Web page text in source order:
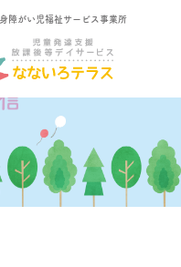
障がい児福祉サービス事業所